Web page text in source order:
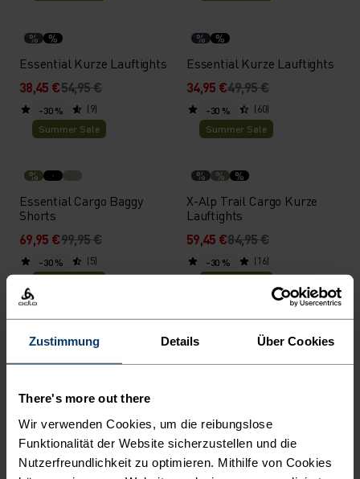
Zustimmung Details Über Cookies
There's more out there
Wir verwenden Cookies, um die reibungslose
Funktionalität der Website sicherzustellen und die
Nutzerfreundlichkeit zu optimieren. Mithilfe von Cookies
% %
Essential Kurze Lauftights
38,45 €54,95 €
(9)
% %
Essential Kurze Lauftights
34,95 €49,95 €
(60)
-30 %
Summer Sale
%
Essential Cargo Baggy
Shorts
69,95 €99,95 €
(5)
-30 %
Summer Sale
% % %
X-Alp Trail Cargo Kurze
Lauftights
59,45 €84,95 €
(16)
-30 %
Ascent Light Hose
69,95 €
-30 %
Laufshorts
Summer Sale